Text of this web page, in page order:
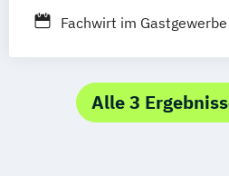
Pinneberg
Itzehoe
Geesthacht
Fachwirt im
Alle 3